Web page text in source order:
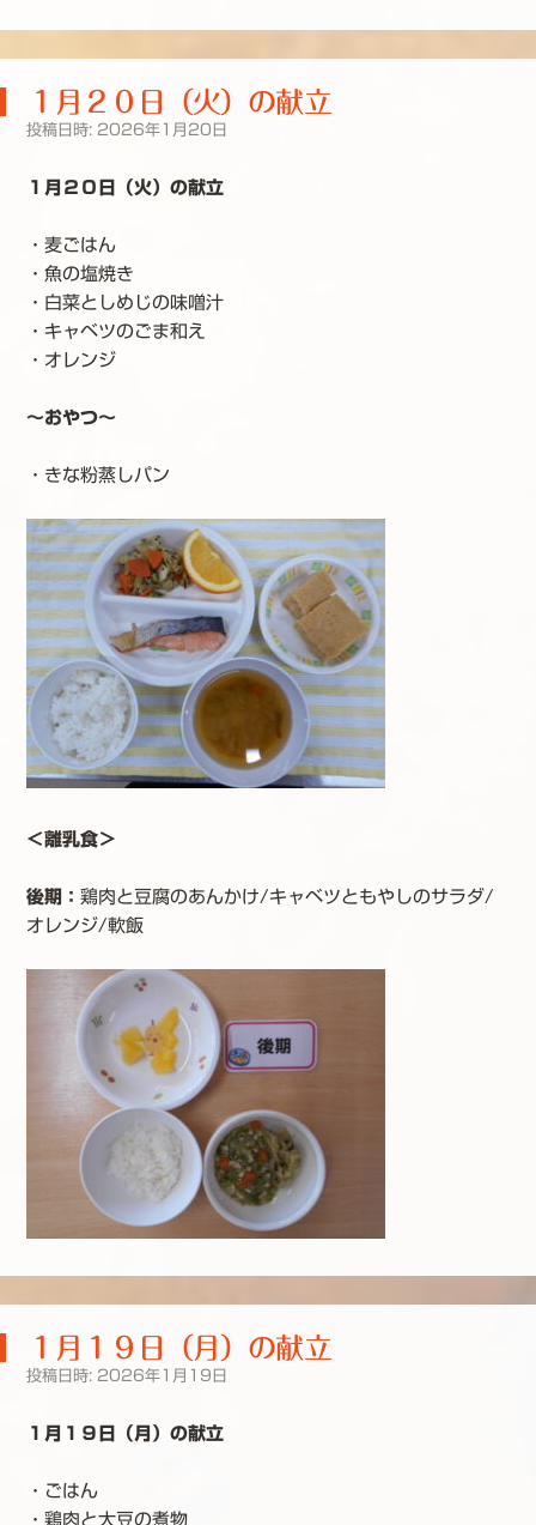
１月２０日（火）の献立
投稿日時: 2026年1月20日
１月２０日（火）の献立
・麦ごはん
・魚の塩焼き
・白菜としめじの味噌汁
・キャベツのごま和え
・オレンジ
～おやつ～
・きな粉蒸しパン
＜離乳食＞
後期： 鶏肉と豆腐のあんかけ/キャベツともやしのサラダ/
オレンジ/軟飯
１月１９日（月）の献立
投稿日時: 2026年1月19日
１月１９日（月）の献立
・ごはん
・鶏肉と大豆の煮物